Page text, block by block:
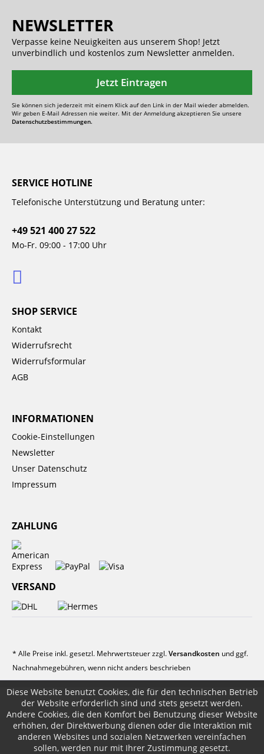
NEWSLETTER
Verpasse keine Neuigkeiten aus unserem Shop! Jetzt
unverbindlich und kostenlos zum Newsletter anmelden.
Jetzt Eintragen
Sie können sich jederzeit mit einem Klick auf den Link in der Mail wieder abmelden.
Wir geben E-Mail Adressen nie weiter. Mit der Anmeldung akzeptieren Sie unsere
Datenschutzbestimmungen.
SERVICE HOTLINE
Telefonische Unterstützung und Beratung unter:
+49 521 400 27 522
Mo-Fr. 09:00 - 17:00 Uhr
SHOP SERVICE
Kontakt
Widerrufsrecht
Widerrufsformular
AGB
INFORMATIONEN
Cookie-Einstellungen
Newsletter
Unser Datenschutz
Impressum
ZAHLUNG
VERSAND
* Alle Preise inkl. gesetzl. Mehrwertsteuer zzgl.Versandkosten und ggf.
Nachnahmegebühren, wenn nicht anders beschrieben
Diese Website benutzt Cookies, die für den technischen Betrieb
der Website erforderlich sind und stets gesetzt werden.
Andere Cookies, die den Komfort bei Benutzung dieser Website
erhöhen, der Direktwerbung dienen oder die Interaktion mit
anderen Websites und sozialen Netzwerken vereinfachen
sollen, werden nur mit Ihrer Zustimmung gesetzt.